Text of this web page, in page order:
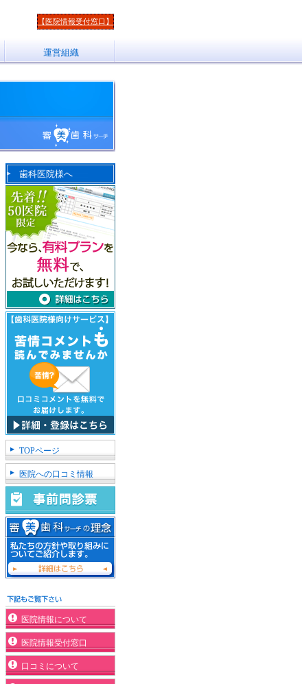
【医院情報受付窓口】
運営組織
歯科医院様へ
TOPページ
医院への口コミ情報
医院情報について
医院情報受付窓口
口コミについて